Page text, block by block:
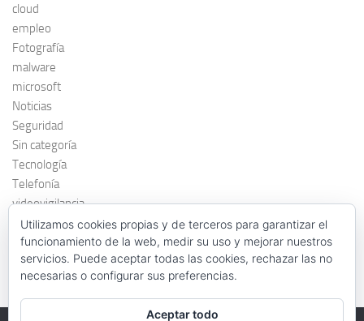
cloud
empleo
Fotografía
malware
microsoft
Noticias
Seguridad
Sin categoría
Tecnología
Telefonía
videovigilancia
windows 7
Utilizamos cookies propias y de terceros para garantizar el
funcionamiento de la web, medir su uso y mejorar nuestros
servicios. Puede aceptar todas las cookies, rechazar las no
necesarias o configurar sus preferencias.
Aceptar todo